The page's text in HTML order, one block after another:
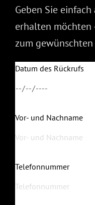
Geben Sie
erhalten möchten
zum
Datum des Rückrufs
Vor- und Nachname
Telefonnummer